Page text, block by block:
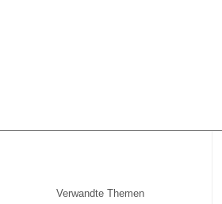
Verwandte Themen